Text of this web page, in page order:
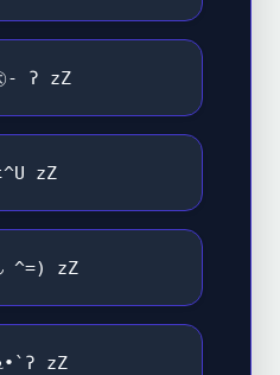
- ʔ zZ
^U zZ
^=) zZ
zZ